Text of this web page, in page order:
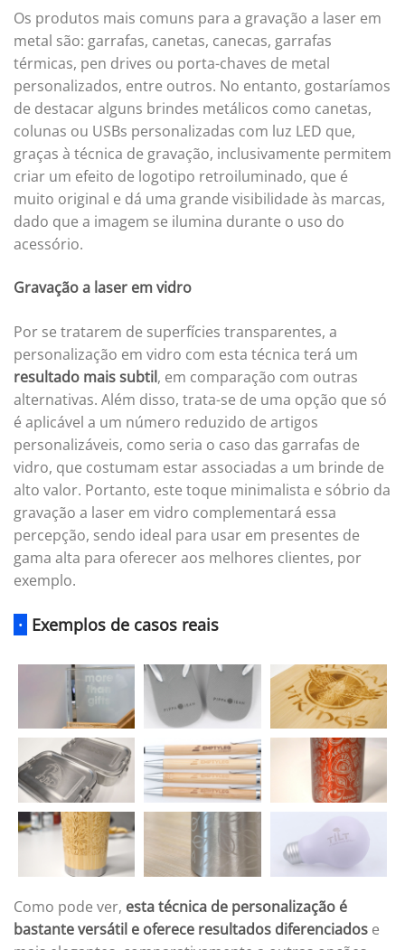
Os produtos mais comuns para a gravação a laser em
metal são: garrafas, canetas, canecas, garrafas
térmicas, pen drives ou porta-chaves de metal
personalizados, entre outros. No entanto, gostaríamos
de destacar alguns brindes metálicos como canetas,
colunas ou USBs personalizadas com luz LED que,
graças à técnica de gravação, inclusivamente permitem
criar um efeito de logotipo retroiluminado, que é
muito original e dá uma grande visibilidade às marcas,
dado que a imagem se ilumina durante o uso do
acessório.
Gravação a laser em vidro
Por se tratarem de superfícies transparentes, a
personalização em vidro com esta técnica terá um
resultado mais subtil, em comparação com outras
alternativas. Além disso, trata-se de uma opção que só
é aplicável a um número reduzido de artigos
personalizáveis, como seria o caso das garrafas de
vidro, que costumam estar associadas a um brinde de
alto valor. Portanto, este toque minimalista e sóbrio da
gravação a laser em vidro complementará essa
percepção, sendo ideal para usar em presentes de
gama alta para oferecer aos melhores clientes, por
exemplo.
· Exemplos de casos reais
Como pode ver, esta técnica de personalização é
bastante versátil e oferece resultados diferenciados e